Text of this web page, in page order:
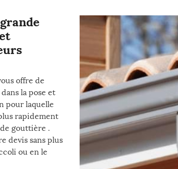
offre de
la pose et
pour laquelle
rapidement
gouttière .
devis sans plus
ou en le